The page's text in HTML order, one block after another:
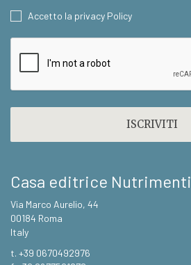
CONSENT
Accetto la privacy Policy
Casa editrice Nutrimenti
Via Marco Aurelio, 44
00184 Roma
Italy
t. +39 0670492976